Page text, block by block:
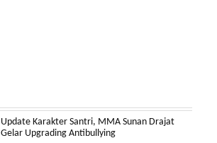
Update Karakter Santri, MMA Sunan Drajat
Gelar Upgrading Antibullying